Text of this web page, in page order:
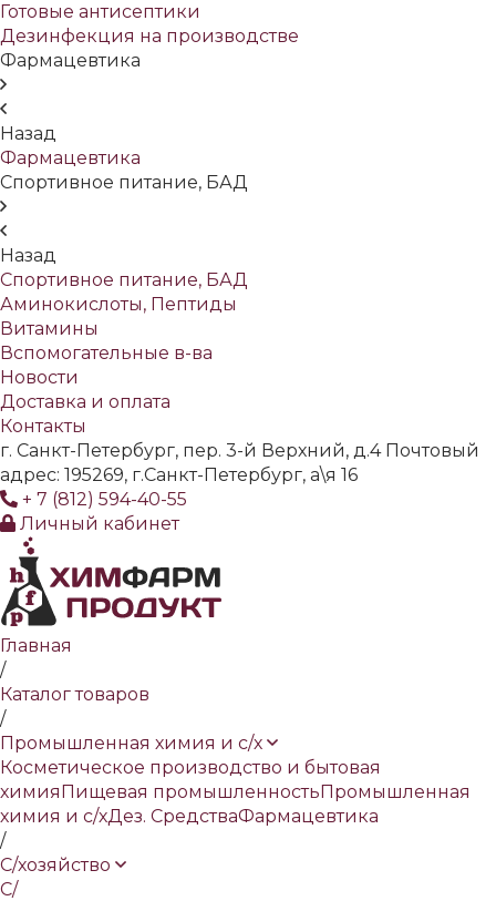
Готовые антисептики
Дезинфекция на производстве
Фармацевтика
Назад
Фармацевтика
Спортивное питание, БАД
Назад
Спортивное питание, БАД
Аминокислоты, Пептиды
Витамины
Вспомогательные в-ва
Новости
Доставка и оплата
Контакты
г. Санкт-Петербург, пер. 3-й Верхний, д.4 Почтовый
адрес: 195269, г.Санкт-Петербург, а\я 16
+ 7 (812) 594-40-55
Личный кабинет
Главная
/
Каталог товаров
/
Промышленная химия и с/х
Косметическое производство и бытовая
химияПищевая промышленностьПромышленная
химия и с/хДез. СредстваФармацевтика
/
С/хозяйство
С/